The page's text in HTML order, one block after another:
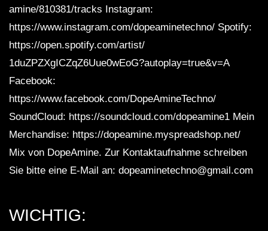
amine/810381/tracks Instagram:
https://www.instagram.com/dopeaminetechno/ Spotify:
https://open.spotify.com/artist/
1duZPZXgICZqZ6Uue0wEoG?autoplay=true&v=A
Facebook:
https://www.facebook.com/DopeAmineTechno/
SoundCloud: https://soundcloud.com/dopeamine1 Mein
Merchandise: https://dopeamine.myspreadshop.net/
Mix von DopeAmine. Zur Kontaktaufnahme schreiben
Sie bitte eine E-Mail an: dopeaminetechno@gmail.com
WICHTIG: